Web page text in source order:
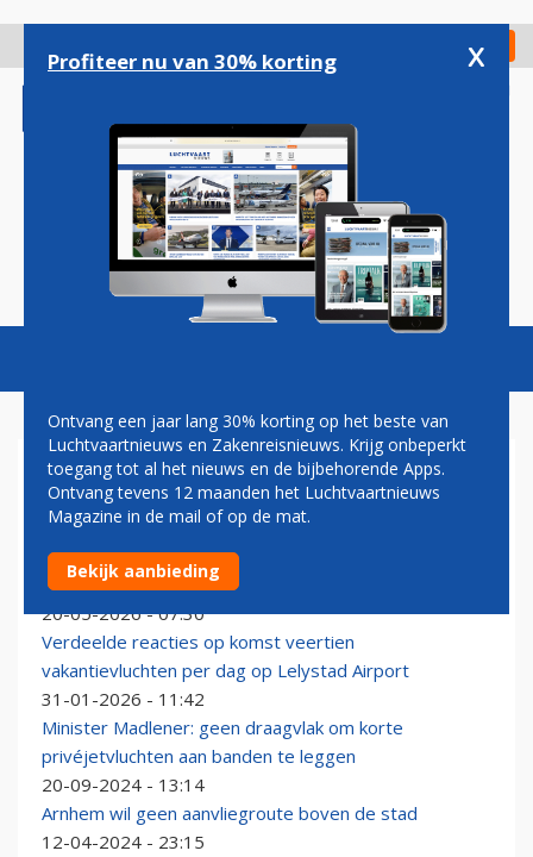
gaan
Check in
Magazine Podcasts Vacatures
D66
D66 wil dat minister Karremans milieuonderzoek
Schiphol aanpast
20-05-2026 - 07:30
Verdeelde reacties op komst veertien
vakantievluchten per dag op Lelystad Airport
31-01-2026 - 11:42
Minister Madlener: geen draagvlak om korte
privéjetvluchten aan banden te leggen
20-09-2024 - 13:14
Arnhem wil geen aanvliegroute boven de stad
12-04-2024 - 23:15
Profiteer nu van 30% korting x
Ontvang een jaar lang 30% korting op het beste van
Luchtvaartnieuws en Zakenreisnieuws. Krijg onbeperkt
toegang tot al het nieuws en de bijbehorende Apps.
Ontvang tevens 12 maanden het Luchtvaartnieuws
Magazine in de mail of op de mat.
Bekijk aanbieding